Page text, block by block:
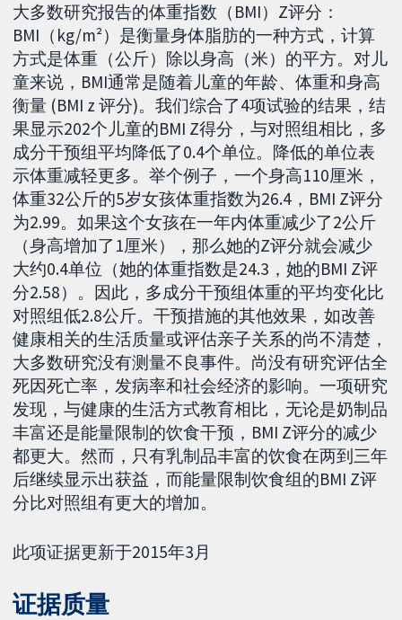
大多数研究报告的体重指数（BMI）Z评分：
BMI（kg/m²）是衡量身体脂肪的一种方式，计算
方式是体重（公斤）除以身高（米）的平方。对儿
童来说，BMI通常是随着儿童的年龄、体重和身高
衡量 (BMI z 评分)。我们综合了4项试验的结果，结
果显示202个儿童的BMI Z得分，与对照组相比，多
成分干预组平均降低了0.4个单位。降低的单位表
示体重减轻更多。举个例子，一个身高110厘米，
体重32公斤的5岁女孩体重指数为26.4，BMI Z评分
为2.99。如果这个女孩在一年内体重减少了2公斤
（身高增加了1厘米），那么她的Z评分就会减少
大约0.4单位（她的体重指数是24.3，她的BMI Z评
分2.58）。因此，多成分干预组体重的平均变化比
对照组低2.8公斤。干预措施的其他效果，如改善
健康相关的生活质量或评估亲子关系的尚不清楚，
大多数研究没有测量不良事件。尚没有研究评估全
死因死亡率，发病率和社会经济的影响。一项研究
发现，与健康的生活方式教育相比，无论是奶制品
丰富还是能量限制的饮食干预，BMI Z评分的减少
都更大。然而，只有乳制品丰富的饮食在两到三年
后继续显示出获益，而能量限制饮食组的BMI Z评
分比对照组有更大的增加。
此项证据更新于2015年3月
证据质量